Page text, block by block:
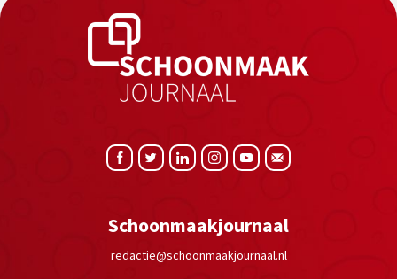
Schoonmaakjournaal
redactie@schoonmaakjournaal.nl